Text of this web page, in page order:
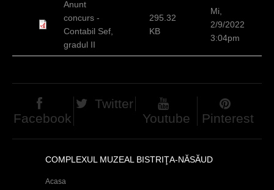
r
Anunt
concurs -
Contabil Sef,
gradul II
295.32
KB
Mi,
2/9/2022
3:04pm
Facebook
Twitter
Youtube
Pinterest
COMPLEXUL MUZEAL BISTRIŢA-NĂSĂUD
Acasa